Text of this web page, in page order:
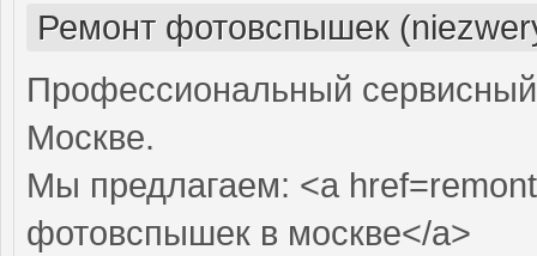
Ремонт фотовспышек
Профессиональный
Москве.
Мы предлагаем: <a
фотовспышек в москве</a>